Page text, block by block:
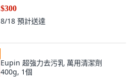
$300
8/18 預計送達
Eupin 超強力去污乳 萬用清潔劑
400g, 1個